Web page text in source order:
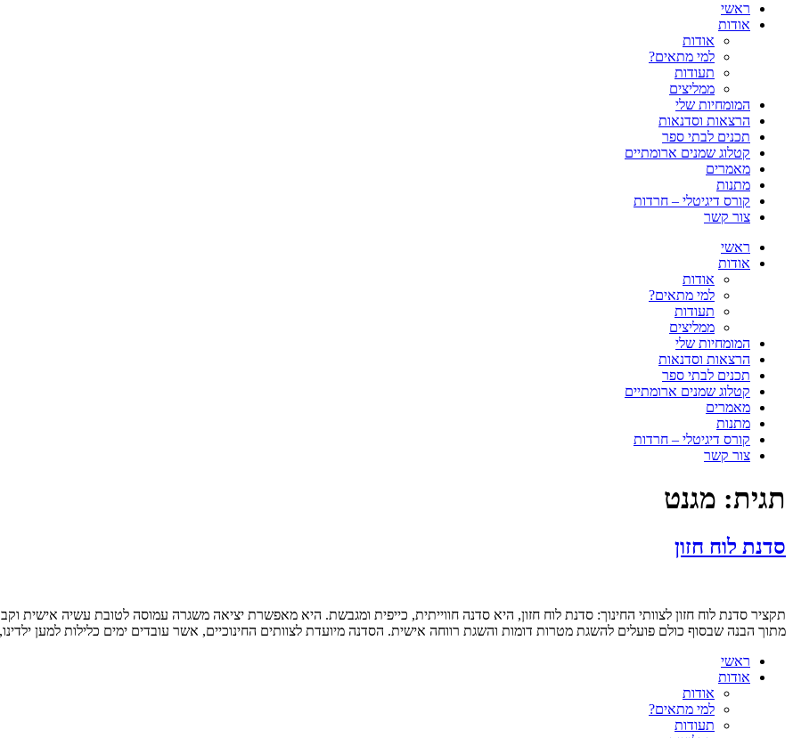
ראשי
אודות
אודות
למי מתאים?
תעודות
ממליצים
המומחיות שלי
הרצאות וסדנאות
תכנים לבתי ספר
קטלוג שמנים ארומתיים
מאמרים
מתנות
קורס דיגיטלי – חרדות
צור קשר
ראשי
אודות
אודות
למי מתאים?
תעודות
ממליצים
המומחיות שלי
הרצאות וסדנאות
תכנים לבתי ספר
קטלוג שמנים ארומתיים
מאמרים
מתנות
קורס דיגיטלי – חרדות
צור קשר
תגית: מגנט
סדנת לוח חזון
תקציר סדנת לוח חזון לצוותי החינוך: סדנת לוח חזון, היא סדנה חווייתית, כייפית ומגבשת. היא מאפשרת יציאה משגרה עמוסה לטובת עשיה אישית
מתוך הבנה שבסוף כולם פועלים להשגת מטרות דומות והשגת רווחה אישית. הסדנה מיועדת לצוותים החינוכיים, אשר עובדים ימים כלילות למען
ראשי
אודות
אודות
למי מתאים?
תעודות